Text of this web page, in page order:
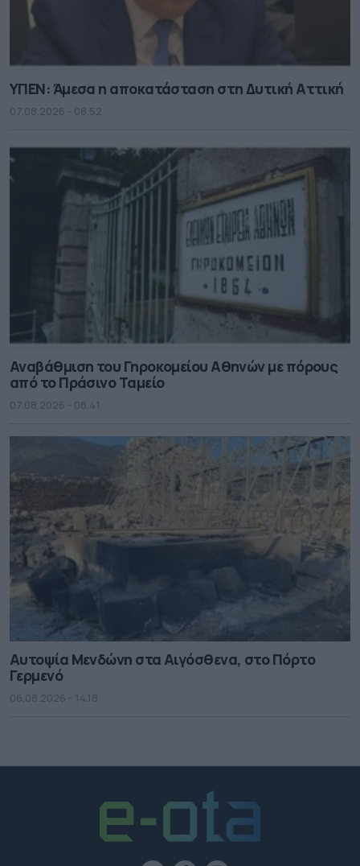
ΥΠΕΝ: Άμεσα η αποκατάσταση στη Δυτική Αττική
07.08.2026 - 08.52
Αναβάθμιση του Γηροκομείου Αθηνών με πόρους
από το Πράσινο Ταμείο
07.08.2026 - 08.41
Αυτοψία Μενδώνη στα Αιγόσθενα, στο Πόρτο
Γερμενό
06.08.2026 - 14.18